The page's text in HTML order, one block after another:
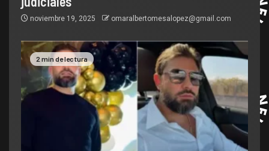
noviembre 19, 2025 omaralbertomesalopez@gmail.com
2 min de lectura